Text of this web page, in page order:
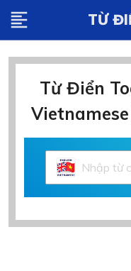
format_align_left TỪ
Từ Điển